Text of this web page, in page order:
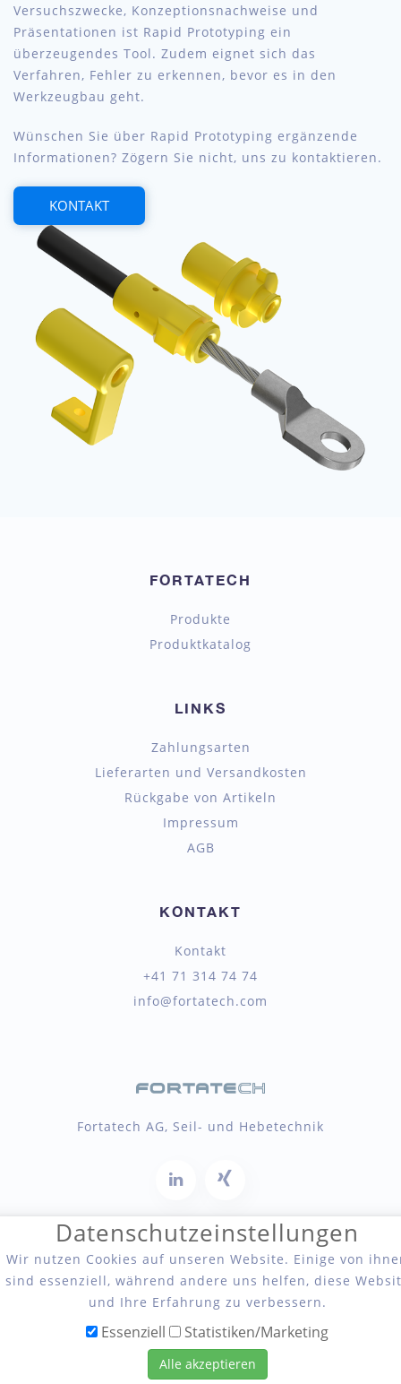
Versuchszwecke, Konzeptionsnachweise und
Präsentationen ist Rapid Prototyping ein
überzeugendes Tool. Zudem eignet sich das
Verfahren, Fehler zu erkennen, bevor es in den
Werkzeugbau geht.
Wünschen Sie über Rapid Prototyping ergänzende
Informationen? Zögern Sie nicht, uns zu kontaktieren.
KONTAKT
FORTATECH
Produkte
Produktkatalog
LINKS
Zahlungsarten
Lieferarten und Versandkosten
Rückgabe von Artikeln
Impressum
AGB
KONTAKT
Kontakt
+41 71 314 74 74
info@fortatech.com
Fortatech AG, Seil- und Hebetechnik
Copyright 2026 Fortatech AG, Seil- und Hebetechnik
Datenschutzeinstellungen
Wir nutzen Cookies auf unseren Website. Einige von
sind essenziell, während andere uns helfen, diese
und Ihre Erfahrung zu verbessern.
Essenziell Statistiken/Marketing
Alle akzeptieren